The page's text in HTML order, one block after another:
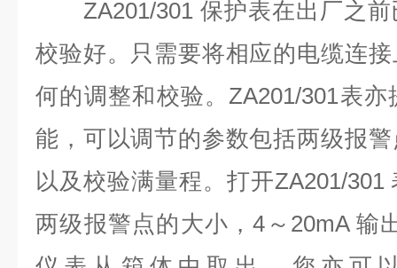
ZA201/301 保护表在出厂之前
校验好。只需要将相应的电缆连
何的调整和校验。ZA201/301表
能，可以调节的参数包括两级报
以及校验满量程。打开ZA201/
两级报警点的大小，4～20mA 输